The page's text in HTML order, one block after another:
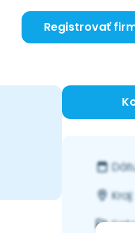
Registrovať
Kraj: